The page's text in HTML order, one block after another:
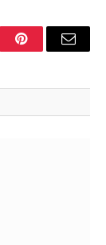
PinterestEmail